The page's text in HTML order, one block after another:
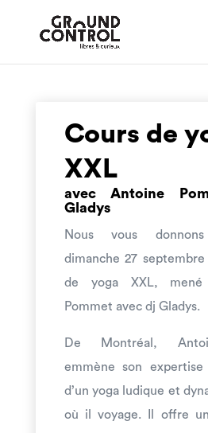
Cours de
XXL
avecAntoine
Gladys
Nous vous donnons
dimanche 27
de yoga XXL,
Pommet avec dj Gladys.
De Montréal,
emmène son
d’un yoga ludique et
où il voyage. Il offre